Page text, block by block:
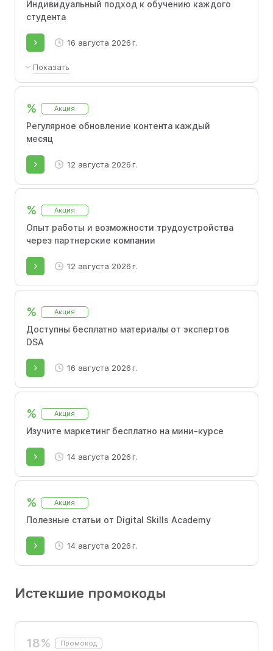
Индивидуальный подход к обучению каждого
студента
16 августа 2026 г.
Показать
Будет составлен индивидуальный учебный
план. Предоставляется доступ к бесплатным
консультациям с преподавателем.
% Акция
Регулярное обновление контента каждый
месяц
12 августа 2026 г.
% Акция
Опыт работы и возможности трудоустройства
через партнерские компании
12 августа 2026 г.
% Акция
Доступны бесплатно материалы от экспертов
DSA
16 августа 2026 г.
% Акция
Изучите маркетинг бесплатно на мини-курсе
14 августа 2026 г.
% Акция
Полезные статьи от Digital Skills Academy
14 августа 2026 г.
Истекшие промокоды
18% Промокод